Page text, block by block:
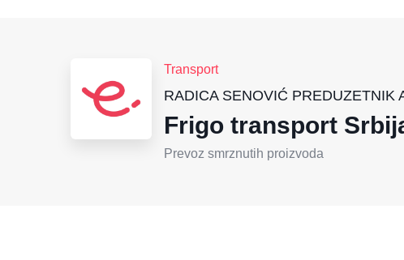
Transport
RADICA SENOVIĆ PREDUZETNIK
Frigo transport
Prevoz smrznutih proizvoda